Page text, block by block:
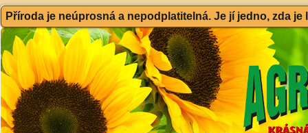
Příroda je neúprosná a nepodplatitelná. Je jí jedno, zda